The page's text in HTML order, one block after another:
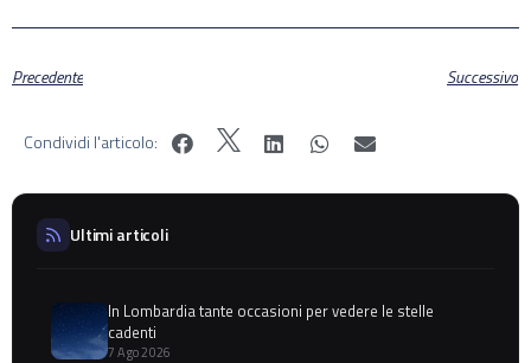
Precedente Successivo
Condividi l'articolo:
Ultimi articoli
In Lombardia tante occasioni per vedere le stelle
cadenti
7 Ago 2026